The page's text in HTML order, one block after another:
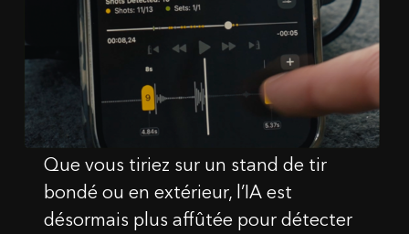
Que vous tiriez sur un stand de tir
bondé ou en extérieur, l’IA est
désormais plus affûtée pour détecter